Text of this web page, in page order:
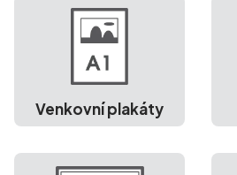
Venkovní plakáty